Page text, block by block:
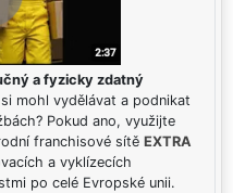
a fyzicky zdatný
mohl vydělávat a podnikat
Pokud ano, využijte
franchisové sítě EXTRA
a vyklízecích
po celé Evropské unii.